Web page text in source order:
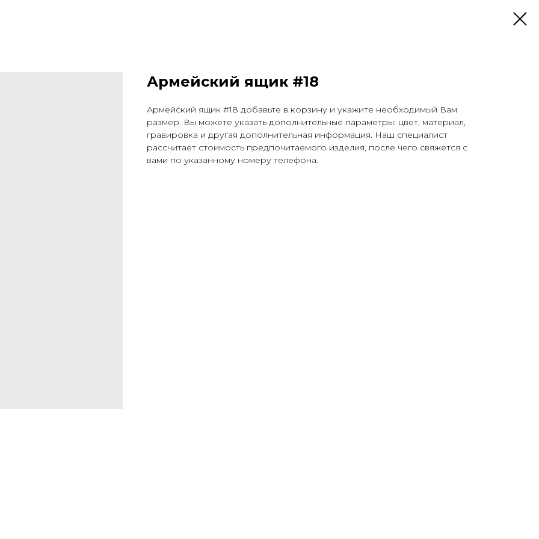
Армейский ящик #18
Армейский ящик #18 добавьте в корзину и укажите необходимый Вам
размер. Вы можете указать дополнительные параметры: цвет, материал,
гравировка и другая дополнительная информация. Наш специалист
рассчитает стоимость предпочитаемого изделия, после чего свяжется с
вами по указанному номеру телефона.